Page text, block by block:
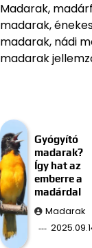
Madarak,
madarak,
madarak, nádi
madarak
Gyógyító
madarak?
Így hat az
emberre a
madárdal
Madarak